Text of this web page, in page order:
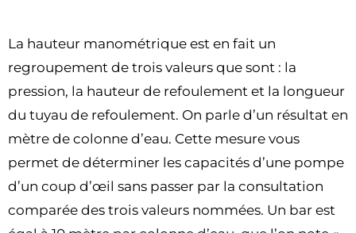
La hauteur manométrique est en fait un
regroupement de trois valeurs que sont : la
pression, la hauteur de refoulement et la longueur
du tuyau de refoulement. On parle d’un résultat en
mètre de colonne d’eau. Cette mesure vous
permet de déterminer les capacités d’une pompe
d’un coup d’œil sans passer par la consultation
comparée des trois valeurs nommées. Un bar est